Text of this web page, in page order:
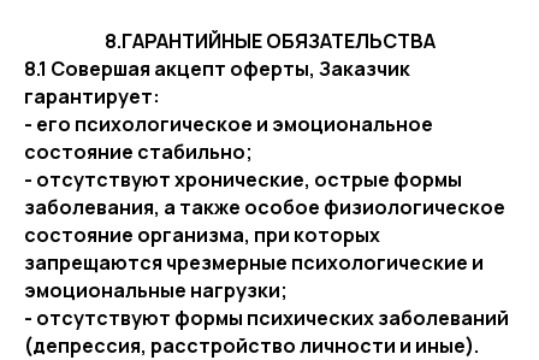
8.ГАРАНТИЙНЫЕ ОБЯЗАТЕЛЬСТВА
8.1 Совершая акцепт оферты, Заказчик
гарантирует:
- его психологическое и эмоциональное
состояние стабильно;
- отсутствуют хронические, острые формы
заболевания, а также особое физиологическое
состояние организма, при которых
запрещаются чрезмерные психологические и
эмоциональные нагрузки;
- отсутствуют формы психических заболеваний
(депрессия, расстройство личности и иные).